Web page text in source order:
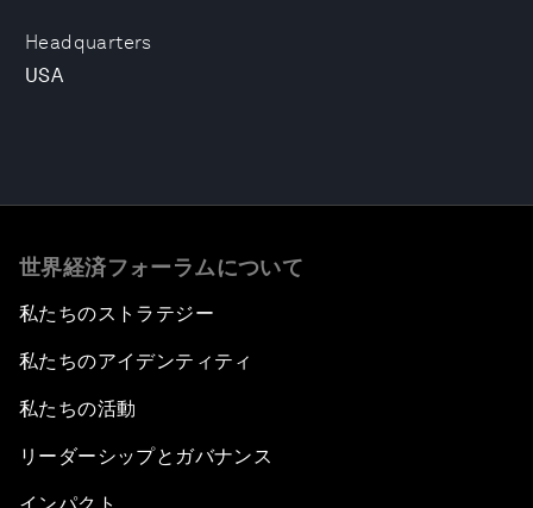
Headquarters
USA
世界経済フォーラムについて
私たちのストラテジー
私たちのアイデンティティ
私たちの活動
リーダーシップとガバナンス